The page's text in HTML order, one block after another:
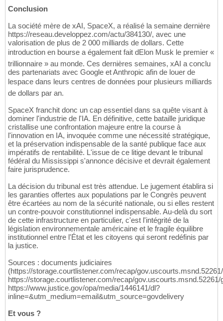
Conclusion
La société mère de xAI, SpaceX, a réalisé la semaine dernière
https://reseau.developpez.com/actu/384130/, avec une
valorisation de plus de 2 000 milliards de dollars. Cette
introduction en bourse a également fait dElon Musk le premier «
trillionnaire » au monde. Ces dernières semaines, xAI a conclu
des partenariats avec Google et Anthropic afin de louer de
lespace dans leurs centres de données pour plusieurs milliards
de dollars par an.
SpaceX franchit donc un cap essentiel dans sa quête visant à
dominer l'industrie de l'IA. En définitive, cette bataille juridique
cristallise une confrontation majeure entre la course à
l'innovation en IA, invoquée comme une nécessité stratégique,
et la préservation indispensable de la santé publique face aux
impératifs de rentabilité. L'issue de ce litige devant le tribunal
fédéral du Mississippi s'annonce décisive et devrait également
faire jurisprudence.
La décision du tribunal est très attendue. Le jugement établira si
les garanties offertes aux populations par le Congrès peuvent
être écartées au nom de la sécurité nationale, ou si elles restent
un contre-pouvoir constitutionnel indispensable. Au-delà du sort
de cette infrastructure en particulier, c'est l'intégrité de la
législation environnementale américaine et le fragile équilibre
institutionnel entre l'État et les citoyens qui seront redéfinis par
la justice.
Sources : documents judiciaires
(https://storage.courtlistener.com/recap/
https://storage.courtlistener.com/recap/
https://www.justice.gov/opa/media/1446141/dl?
inline=&utm_medium=email&utm_source=govdelivery
Et vous ?